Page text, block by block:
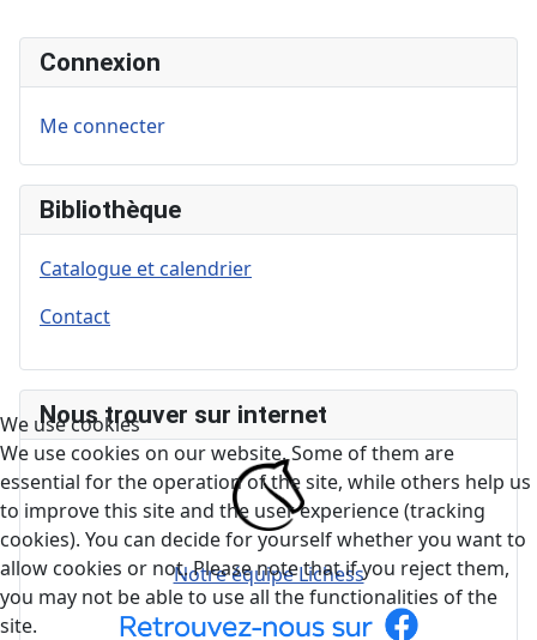
Connexion
Me connecter
Bibliothèque
Catalogue et calendrier
Contact
Nous trouver sur internet
Notre équipe Lichess
We use cookies
We use cookies on our website. Some of them are
essential for the operation of the site, while others help us
to improve this site and the user experience (tracking
cookies). You can decide for yourself whether you want to
allow cookies or not. Please note that if you reject them,
you may not be able to use all the functionalities of the
site.